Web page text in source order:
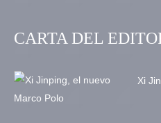
CARTA DEL
Xi